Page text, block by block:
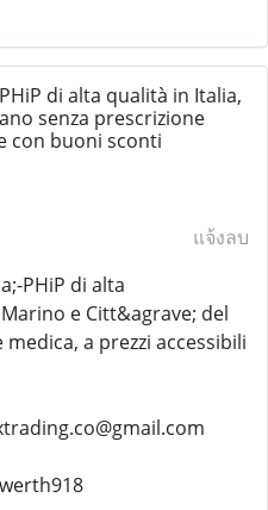
di alta qualità in Italia,
senza prescrizione
con buoni sconti
แจ้งลบ
PHiP di alta
e Citt&agrave; del
a prezzi accessibili